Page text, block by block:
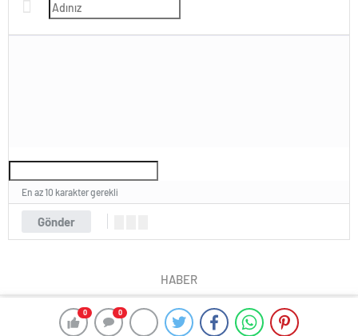
0 0
Gönder
En az 10 karakter gerekli
HABER